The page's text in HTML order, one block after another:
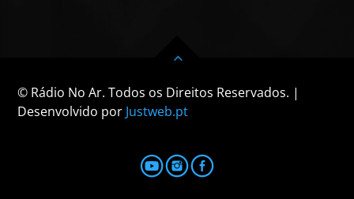
© Rádio No Ar. Todos os Direitos Reservados. |
Desenvolvido por Justweb.pt